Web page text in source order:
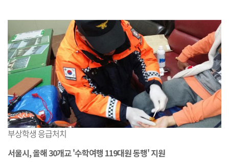
털 R
L
복
사
유
하
기
크
변
경
하
기
작
게
변
경
하
기
부상학생 응급처치
서울시, 올해 30개교 '수학여행 119대원 동행' 지원